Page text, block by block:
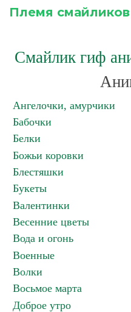
Племя смайликов
Смайлик гиф
Ангелочки, амурчики
Бабочки
Белки
Божьи коровки
Блестяшки
Букеты
Валентинки
Весенние цветы
Вода и огонь
Военные
Волки
Восьмое марта
Доброе утро